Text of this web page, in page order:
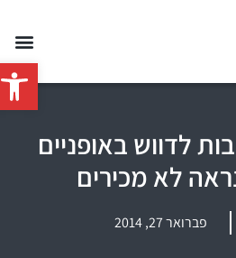
פתח
לדווש באופניים
לא מכירים
פברואר 27, 2014